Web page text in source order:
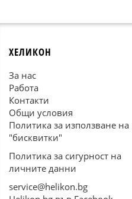
ХЕЛИКОН
За нас
Работа
Контакти
Общи условия
Политика за използване на
"бисквитки"
Политика за сигурност на
личните данни
service@helikon.bg